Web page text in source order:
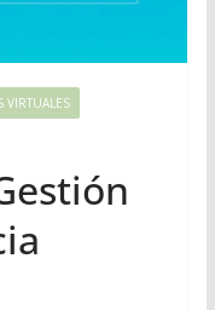
VIRTUALES